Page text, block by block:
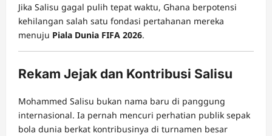
Jika Salisu gagal pulih tepat waktu, Ghana berpotensi
kehilangan salah satu fondasi pertahanan mereka
menuju Piala Dunia FIFA 2026.
Rekam Jejak dan Kontribusi Salisu
Mohammed Salisu bukan nama baru di panggung
internasional. Ia pernah mencuri perhatian publik sepak
bola dunia berkat kontribusinya di turnamen besar